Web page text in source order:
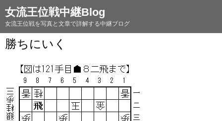
女流王位戦中継Blog
女流王位戦を写真と文章で詳解する中継ブログ
勝ちにいく